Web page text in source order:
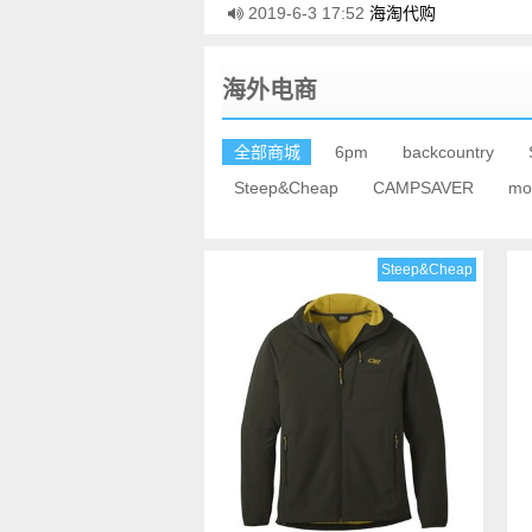
2019-6-3 17:52 海淘代购
海外电商
全部商城 6pm backcountry
Steep&Cheap
CAMPSAVER
Steep&Cheap